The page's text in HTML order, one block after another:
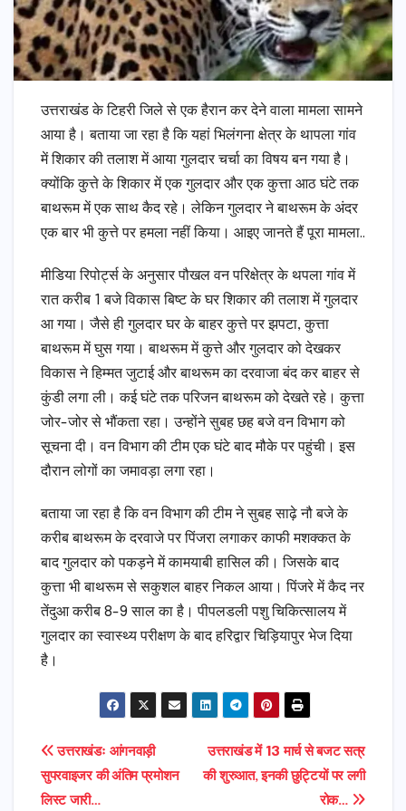
उत्तराखंड के टिहरी जिले से एक हैरान कर देने वाला मामला सामने
आया है। बताया जा रहा है कि यहां भिलंगना क्षेत्र के थापला गांव
में शिकार की तलाश में आया गुलदार चर्चा का विषय बन गया है।
क्योंकि कुत्ते के शिकार में एक गुलदार और एक कुत्ता आठ घंटे तक
बाथरूम में एक साथ कैद रहे। लेकिन गुलदार ने बाथरूम के अंदर
एक बार भी कुत्ते पर हमला नहीं किया। आइए जानते हैं पूरा मामला..
मीडिया रिपोर्ट्स के अनुसार पौखल वन परिक्षेत्र के थपला गांव में
रात करीब 1 बजे विकास बिष्ट के घर शिकार की तलाश में गुलदार
आ गया। जैसे ही गुलदार घर के बाहर कुत्ते पर झपटा, कुत्ता
बाथरूम में घुस गया। बाथरूम में कुत्ते और गुलदार को देखकर
विकास ने हिम्मत जुटाई और बाथरूम का दरवाजा बंद कर बाहर से
कुंडी लगा ली। कई घंटे तक परिजन बाथरूम को देखते रहे। कुत्ता
जोर-जोर से भौंकता रहा। उन्होंने सुबह छह बजे वन विभाग को
सूचना दी। वन विभाग की टीम एक घंटे बाद मौके पर पहुंची। इस
दौरान लोगों का जमावड़ा लगा रहा।
बताया जा रहा है कि वन विभाग की टीम ने सुबह साढ़े नौ बजे के
करीब बाथरूम के दरवाजे पर पिंजरा लगाकर काफी मशक्कत के
बाद गुलदार को पकड़ने में कामयाबी हासिल की। जिसके बाद
कुत्ता भी बाथरूम से सकुशल बाहर निकल आया। पिंजरे में कैद नर
तेंदुआ करीब 8-9 साल का है। पीपलडली पशु चिकित्सालय में
गुलदार का स्वास्थ्य परीक्षण के बाद हरिद्वार चिड़ियापुर भेज दिया
है।
Post
navigation
उत्तराखंड में 13 मार्च से बजट सत्र
की शुरुआत, इनकी छुट्टियों पर लगी
रोक…
उत्तराखंडः आंगनवाड़ी
सुपरवाइजर की अंतिम प्रमोशन
लिस्ट जारी…